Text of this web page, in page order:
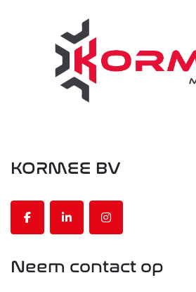
KORMEE BV
facebooklinkedininstagram
Neem contact op